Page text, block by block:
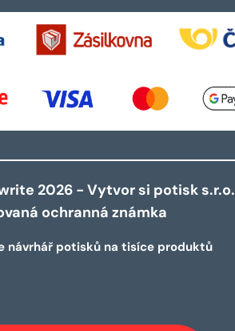
2026 - Vytvor si potisk s.r.o.
ochranná známka
návrhář potisků na tisíce produktů